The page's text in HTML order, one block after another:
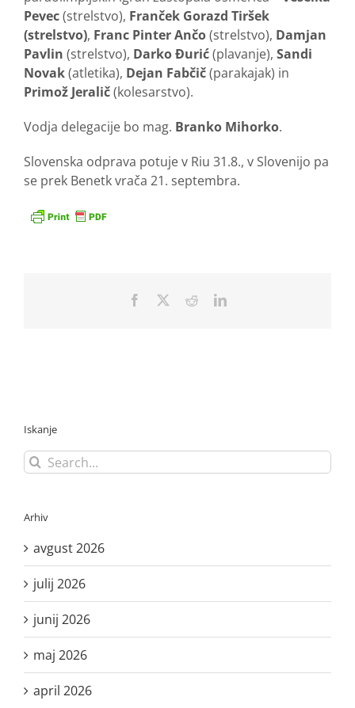
Pevec(strelstvo), Franček Gorazd Tiršek
(strelstvo), Franc Pinter Ančo(strelstvo), Damjan
Pavlin (strelstvo), Darko Đurić(plavanje), Sandi
Novak(atletika), Dejan Fabčič(parakajak) in
Primož Jeralič(kolesarstvo).
Vodja delegacije bo mag. Branko Mihorko.
Slovenska odprava potuje v Riu 31.8., v Slovenijo pa
se prek Benetk vrača 21. septembra.
Facebook RedditLinkedIn
Iskanje
Search
for:
Arhiv
avgust 2026
julij 2026
junij 2026
maj 2026
april 2026